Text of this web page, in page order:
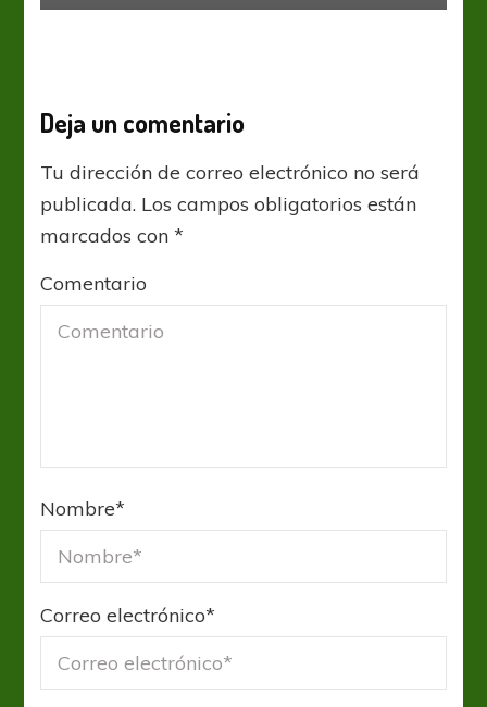
Deja un comentario
Tu dirección de correo electrónico no será
publicada. Los campos obligatorios están
marcados con*
Comentario
Nombre*
Correo electrónico*